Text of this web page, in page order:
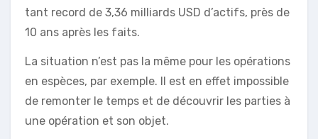
tant record de 3,36 milliards USD d’actifs, près de
10 ans après les faits.
La situation n’est pas la même pour les opérations
en espèces, par exemple. Il est en effet impossible
de remonter le temps et de découvrir les parties à
une opération et son objet.